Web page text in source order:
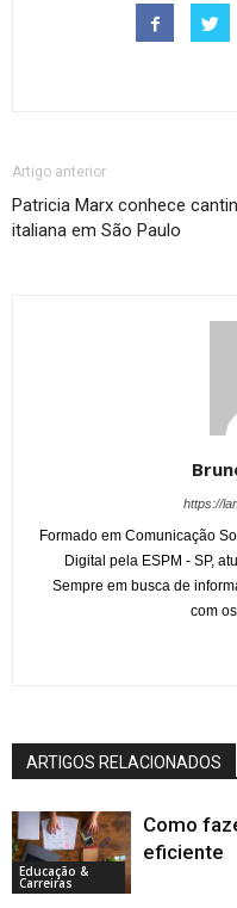
Artigo anterior
Patricia Marx conhece
italiana em São Paulo
https://
Formado em Comunicação
Digital pela ESPM - SP,
Sempre em busca de
com
ARTIGOS RELACIONADOS
Educação &
Carreiras
Como
eficiente